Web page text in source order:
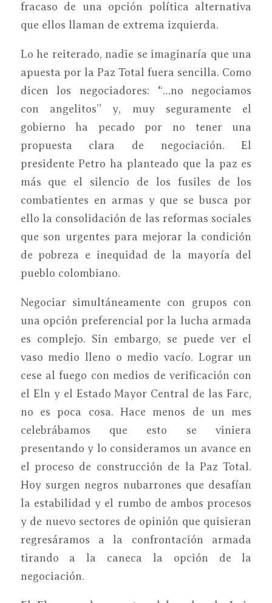
fracaso de una opción política alternativa
que ellos llaman de extrema izquierda.
Lo he reiterado, nadie se imaginaría que una
apuesta por la Paz Total fuera sencilla. Como
dicen los negociadores: “…no negociamos
con angelitos” y, muy seguramente el
gobierno ha pecado por no tener una
propuesta clara de negociación. El
presidente Petro ha planteado que la paz es
más que el silencio de los fusiles de los
combatientes en armas y que se busca por
ello la consolidación de las reformas sociales
que son urgentes para mejorar la condición
de pobreza e inequidad de la mayoría del
pueblo colombiano.
Negociar simultáneamente con grupos con
una opción preferencial por la lucha armada
es complejo. Sin embargo, se puede ver el
vaso medio lleno o medio vacío. Lograr un
cese al fuego con medios de verificación con
el Eln y el Estado Mayor Central de las Farc,
no es poca cosa. Hace menos de un mes
celebrábamos que esto se viniera
presentando y lo consideramos un avance en
el proceso de construcción de la Paz Total.
Hoy surgen negros nubarrones que desafían
la estabilidad y el rumbo de ambos procesos
y de nuevo sectores de opinión que quisieran
regresáramos a la confrontación armada
tirando a la caneca la opción de la
negociación.